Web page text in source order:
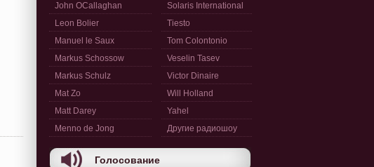
John OCallaghan
Leon Bolier
Manuel le Saux
Markus Schossow
Markus Schulz
Mat Zo
Matt Darey
Menno de Jong
Solaris International
Tiesto
Tom Colontonio
Veselin Tasev
Victor Dinaire
Will Holland
Yahel
Другие радиошоу
Голосование